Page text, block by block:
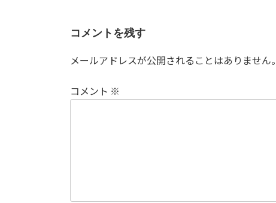
コメントを残す
メールアドレスが公開されることはありません。
コメント ※